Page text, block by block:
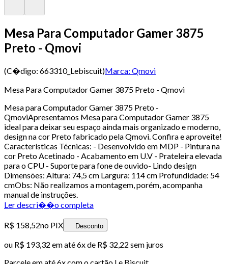
Mesa Para Computador Gamer 3875
Preto - Qmovi
(C�digo: 663310_Lebiscuit)Marca: Qmovi
Mesa Para Computador Gamer 3875 Preto - Qmovi
Mesa para Computador Gamer 3875 Preto -
QmoviApresentamos Mesa para Computador Gamer 3875
ideal para deixar seu espaço ainda mais organizado e moderno,
design na cor Preto fabricado pela Qmovi. Confira e aproveite!
Características Técnicas: - Desenvolvido em MDP - Pintura na
cor Preto Acetinado - Acabamento em U.V - Prateleira elevada
para o CPU - Suporte para fone de ouvido- Lindo design
Dimensões: Altura: 74,5 cm Largura: 114 cm Profundidade: 54
cmObs: Não realizamos a montagem, porém, acompanha
manual de instruções.
Ler descri��o completa
R$ 158,52no PIX Desconto
ou R$ 193,32 em até6x de R$ 32,22 sem juros